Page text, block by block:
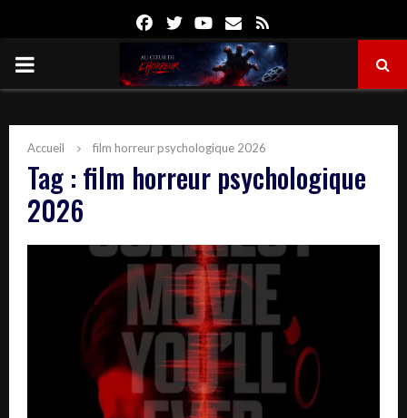
FacebookTwitterYoutube
Email
PRIMARY
Accueil film horreur psychologique 2026
Tag : film horreur psychologique
2026